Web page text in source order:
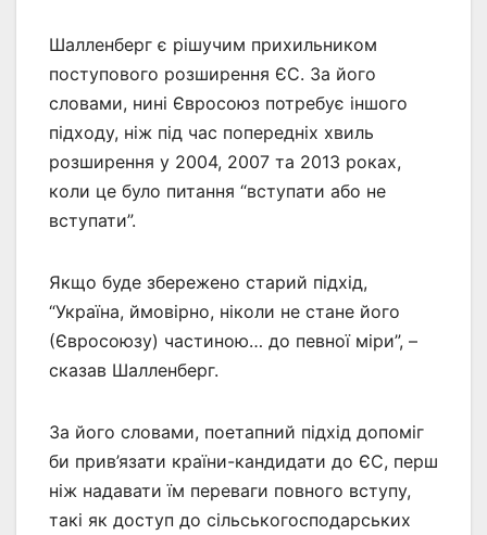
Шалленберг є рішучим прихильником
поступового розширення ЄС. За його
словами, нині Євросоюз потребує іншого
підходу, ніж під час попередніх хвиль
розширення у 2004, 2007 та 2013 роках,
коли це було питання “вступати або не
вступати”.
Якщо буде збережено старий підхід,
“Україна, ймовірно, ніколи не стане його
(Євросоюзу) частиною… до певної міри”, –
сказав Шалленберг.
За його словами, поетапний підхід допоміг
би прив’язати країни-кандидати до ЄС, перш
ніж надавати їм переваги повного вступу,
такі як доступ до сільськогосподарських